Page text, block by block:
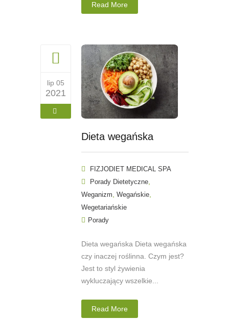
Read More
lip 05
2021
Dieta wegańska
FIZJODIET MEDICAL SPA
Porady Dietetyczne
Weganizm Wegańskie
Wegetariańskie
Porady
Dieta wegańska Dieta wegańska
czy inaczej roślinna. Czym jest?
Jest to styl żywienia
wykluczający wszelkie...
Read More